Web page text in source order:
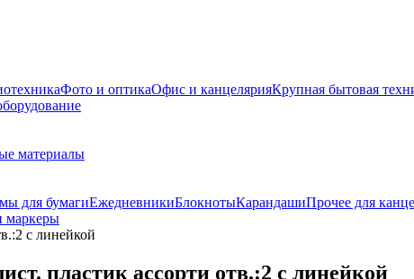
Фото и оптикаОфис и канцелярияКрупная бытовая
материалы
для бумагиЕжедневникиБлокнотыКарандашиПрочее для
маркеры
с линейкой
пластик ассорти отв.:2 с линейкой